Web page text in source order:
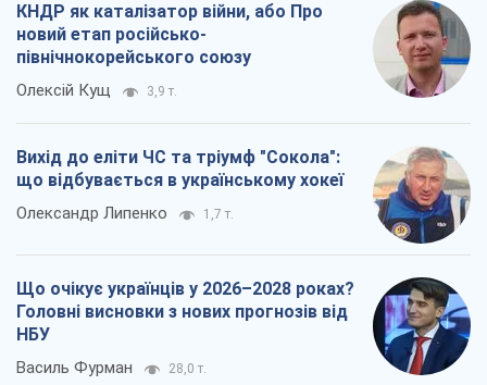
КНДР як каталізатор війни, або Про
новий етап російсько-
північнокорейського союзу
Олексій Кущ 3,9 т.
Вихід до еліти ЧС та тріумф "Сокола":
що відбувається в українському хокеї
Олександр Липенко 1,7 т.
Що очікує українців у 2026–2028 роках?
Головні висновки з нових прогнозів від
НБУ
Василь Фурман 28,0 т.